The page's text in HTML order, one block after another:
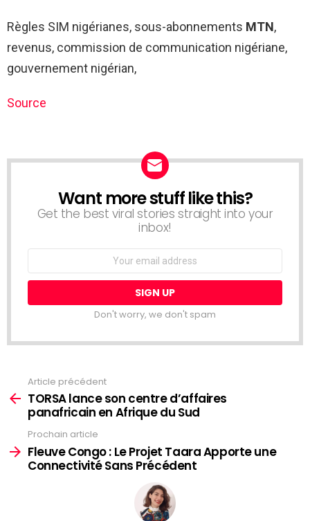
Règles SIM nigérianes, sous-abonnements MTN,
revenus, commission de communication nigériane,
gouvernement nigérian,
Source
NEWSLETTER
Want more stuff like this?
Get the best viral stories straight into your
inbox!
Email
Don't worry, we don't spam
plus
Article précédent
TORSA lance son centre d’affaires
panafricain en Afrique du Sud
Prochain article
Fleuve Congo : Le Projet Taara Apporte une
Connectivité Sans Précédent